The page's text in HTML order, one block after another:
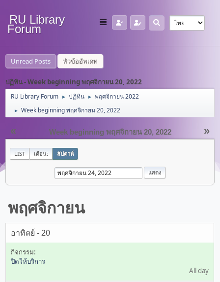
RU Library
Forum
Unread Posts หัวข้ออัพเดท
ปฏิทิน - Week beginning พฤศจิกายน 20, 2022
RU Library Forum ► ปฏิทิน ► พฤศจิกายน 2022
► Week beginning พฤศจิกายน 20, 2022
« »
Week beginning พฤศจิกายน 20, 2022
LIST เดือน: สัปดาห์
พฤศจิกายน
อาทิตย์ - 20
ปิดให้บริการ
All day